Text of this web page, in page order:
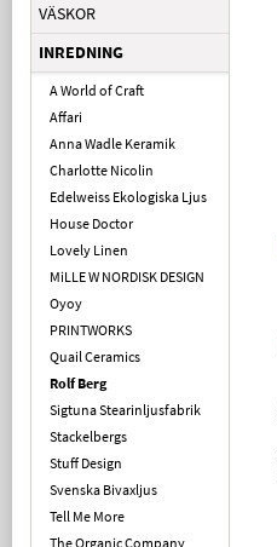
VÄSKOR
INREDNING
A World of Craft
Affari
Anna Wadle Keramik
Charlotte Nicolin
Edelweiss Ekologiska Ljus
House Doctor
Lovely Linen
MiLLE W NORDISK DESIGN
Oyoy
PRINTWORKS
Quail Ceramics
Rolf Berg
Sigtuna Stearinljusfabrik
Stackelbergs
Stuff Design
Svenska Bivaxljus
Tell Me More
The Organic Company